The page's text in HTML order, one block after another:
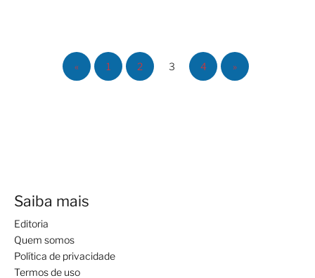
« 1 2 3 4 »
Saiba mais
Editoria
Quem somos
Política de privacidade
Termos de uso